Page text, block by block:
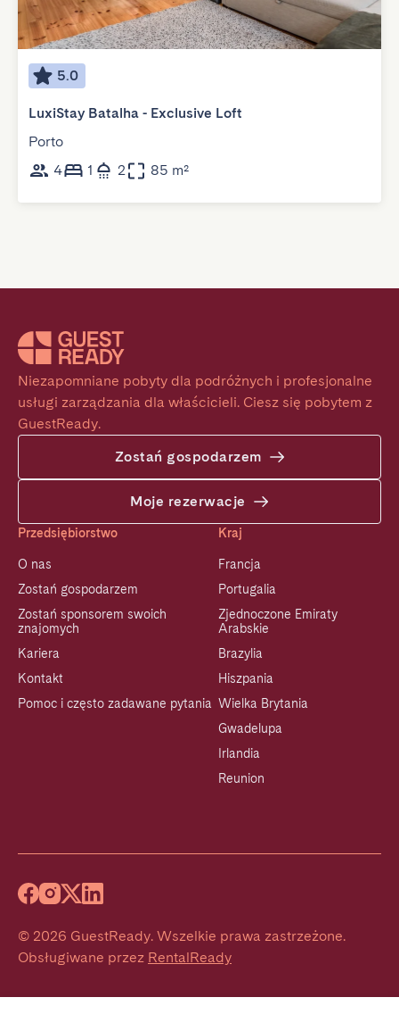
5.0
LuxiStay Batalha - Exclusive Loft
Porto
4
1 2 85 m²
Niezapomniane pobyty dla podróżnych i profesjonalne
usługi zarządzania dla właścicieli. Ciesz się pobytem z
GuestReady.
Zostań gospodarzem
Moje rezerwacje
Przedsiębiorstwo
O nas
Zostań gospodarzem
Zostań sponsorem swoich
znajomych
Kariera
Kontakt
Pomoc i często zadawane pytania
Kraj
Francja
Portugalia
Zjednoczone Emiraty
Arabskie
Brazylia
Hiszpania
Wielka Brytania
Gwadelupa
Irlandia
Reunion
© 2026 GuestReady. Wszelkie prawa zastrzeżone.
Obsługiwane przez RentalReady